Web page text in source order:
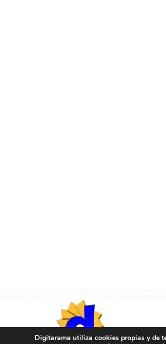
Posicionamiento SEO
Digitarama utiliza cookies propias y de